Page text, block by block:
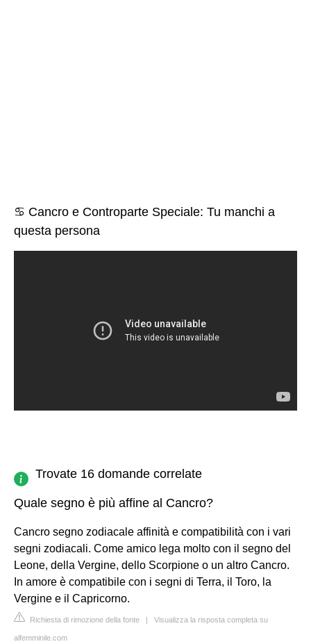
♋ Cancro e Controparte Speciale: Tu manchi a
questa persona
Trovate 16 domande correlate
Quale segno è più affine al Cancro?
Cancro segno zodiacale affinità e compatibilità con i vari
segni zodiacali. Come amico lega molto con il segno del
Leone, della Vergine, dello Scorpione o un altro Cancro.
In amore è compatibile con i segni di Terra, il Toro, la
Vergine e il Capricorno.
Richiesta di rimozione della fonte | Visualizza la risposta completa su
alfemminile.com